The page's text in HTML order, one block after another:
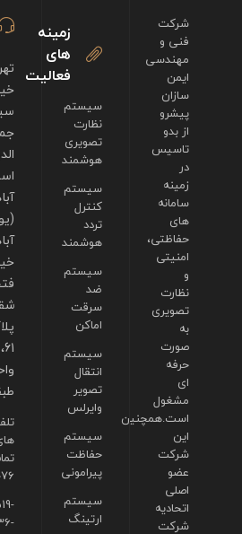
61،
زمینه
های
فعالیت
سیستم
نظارت
تصویری
هوشمند
سیستم
کنترل
تردد
هوشمند
سیستم
ضد
سرقت
اماکن
سیستم
انتقال
تصویر
وایرلس
سیستم
حفاظت
پیرامونی
سیستم
ارتینگ
شرکت
فنی و
مهندسی
ایمن
سازان
پیشرو
از بدو
تاسیس
در
زمینه
سامانه
های
حفاظتی،
امنیتی
و
نظارت
تصویری
به
صورت
حرفه
ای
مشغول
است.همچنین
این
شرکت
عضو
اصلی
اتحادیه
شرکت